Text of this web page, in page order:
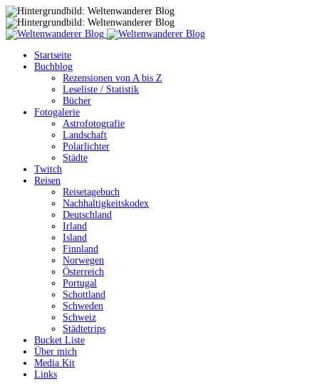
Startseite
Buchblog
Rezensionen von A bis Z
Leseliste / Statistik
Bücher
Fotogalerie
Astrofotografie
Landschaft
Polarlichter
Städte
Twitch
Reisen
Reisetagebuch
Nachhaltigkeitskodex
Deutschland
Irland
Island
Finnland
Norwegen
Österreich
Portugal
Schottland
Schweden
Schweiz
Städtetrips
Bucket Liste
Über mich
Media Kit
Links